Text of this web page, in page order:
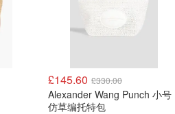
£145.60 £330.00
Alexander Wang Punch 小号
仿草编托特包